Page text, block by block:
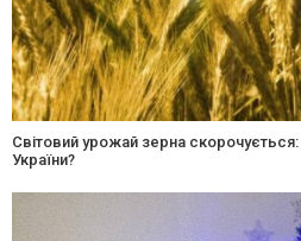
Світовий урожай зерна
України?